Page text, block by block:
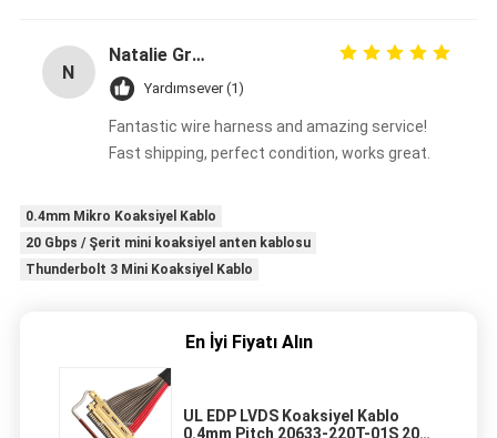
N
Natalie Green
Yardımsever (1)
Fantastic wire harness and amazing service!
Fast shipping, perfect condition, works great.
0.4mm Mikro Koaksiyel Kablo
20 Gbps / Şerit mini koaksiyel anten kablosu
Thunderbolt 3 Mini Koaksiyel Kablo
En İyi Fiyatı Alın
UL EDP LVDS Koaksiyel Kablo
0.4mm Pitch 20633-220T-01S 20